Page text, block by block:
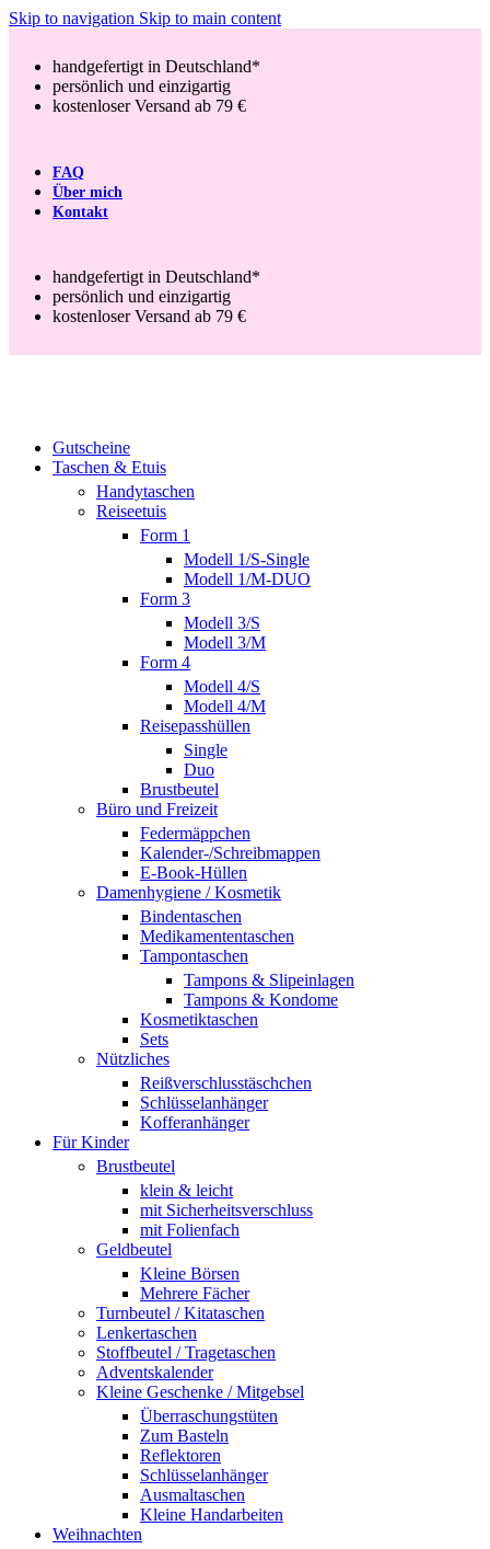
Skip to navigation Skip to main content
handgefertigt in Deutschland*
persönlich und einzigartig
kostenloser Versand ab 79 €
FAQ
Über mich
Kontakt
handgefertigt in Deutschland*
persönlich und einzigartig
kostenloser Versand ab 79 €
Gutscheine
Taschen & Etuis
Handytaschen
Reiseetuis
Form 1
Modell 1/S-Single
Modell 1/M-DUO
Form 3
Modell 3/S
Modell 3/M
Form 4
Modell 4/S
Modell 4/M
Reisepasshüllen
Single
Duo
Brustbeutel
Büro und Freizeit
Federmäppchen
Kalender-/Schreibmappen
E-Book-Hüllen
Damenhygiene / Kosmetik
Bindentaschen
Medikamententaschen
Tampontaschen
Tampons & Slipeinlagen
Tampons & Kondome
Kosmetiktaschen
Sets
Nützliches
Reißverschlusstäschchen
Schlüsselanhänger
Kofferanhänger
Für Kinder
Brustbeutel
klein & leicht
mit Sicherheitsverschluss
mit Folienfach
Geldbeutel
Kleine Börsen
Mehrere Fächer
Turnbeutel / Kitataschen
Lenkertaschen
Stoffbeutel / Tragetaschen
Adventskalender
Kleine Geschenke / Mitgebsel
Überraschungstüten
Zum Basteln
Reflektoren
Schlüsselanhänger
Ausmaltaschen
Kleine Handarbeiten
Weihnachten